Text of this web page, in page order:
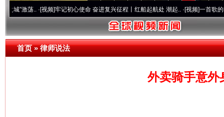
·[视频]牢记初心使命 奋进复兴征程丨红船起航处 潮起..·[视频]一首歌的时间，读懂
首页»律师说法
外卖骑手意外